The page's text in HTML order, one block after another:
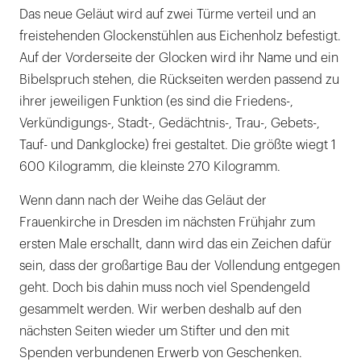
Das neue Geläut wird auf zwei Türme verteil und an
freistehenden Glockenstühlen aus Eichenholz befestigt.
Auf der Vorderseite der Glocken wird ihr Name und ein
Bibelspruch stehen, die Rückseiten werden passend zu
ihrer jeweiligen Funktion (es sind die Friedens-,
Verkündigungs-, Stadt-, Gedächtnis-, Trau-, Gebets-,
Tauf- und Dankglocke) frei gestaltet. Die größte wiegt 1
600 Kilogramm, die kleinste 270 Kilogramm.
Wenn dann nach der Weihe das Geläut der
Frauenkirche in Dresden im nächsten Frühjahr zum
ersten Male erschallt, dann wird das ein Zeichen dafür
sein, dass der großartige Bau der Vollendung entgegen
geht. Doch bis dahin muss noch viel Spendengeld
gesammelt werden. Wir werben deshalb auf den
nächsten Seiten wieder um Stifter und den mit
Spenden verbundenen Erwerb von Geschenken.